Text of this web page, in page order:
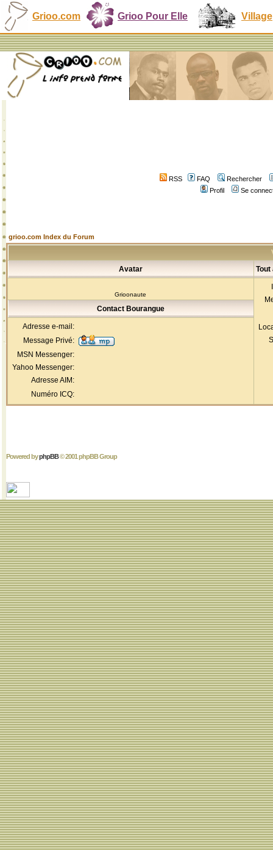
Grioo.com Grioo Pour Elle Village
RSS FAQ
Rechercher
Profil
Se
grioo.com Index du Forum
Avatar
Tout
Grioonaute
Contact Bourangue
Adresse e-mail:
Message Privé:
MSN Messenger:
Yahoo Messenger:
Adresse AIM:
Numéro ICQ:
Powered byphpBB© 2001 phpBB Group